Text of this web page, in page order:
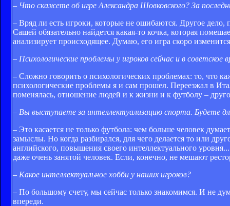
– Что скажете об игре Александра Шовковского? За
– Вряд ли есть игроки, которые не ошибаются. Другое дело,
Сашей обязательно найдется какая-то кочка, которая
анализирует происходящее. Думаю, его игра скоро
– Психологические проблемы у игроков сейчас и в
– Сложно говорить о психологических проблемах: то, что
психологические проблемы я и сам прошел. Переезжал в
поменялась, отношение людей и к жизни и к футболу –
– Вы выступаете за интеллектуализацию спорта. Будете
– Это касается не только футбола: чем больше человек
замыслы. Но когда разбирался, для чего делается то или
английского, повышения своего интеллектуального
даже очень занятой человек. Если, конечно, не мешают
– Какое интеллектуальное хобби у наших игроков?
– По большому счету, мы сейчас только знакомимся. И не
впереди.